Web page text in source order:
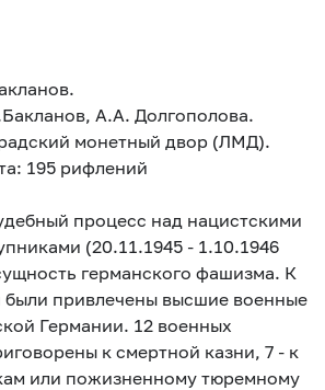
А.А. Долгополова.
монетный двор (ЛМД).
195 рифлений
процесс над нацистскими
(20.11.1945 - 1.10.1946
германского фашизма. К
были привлечены высшие военные
Германии. 12 военных
к смертной казни, 7 - к
или пожизненному тюремному